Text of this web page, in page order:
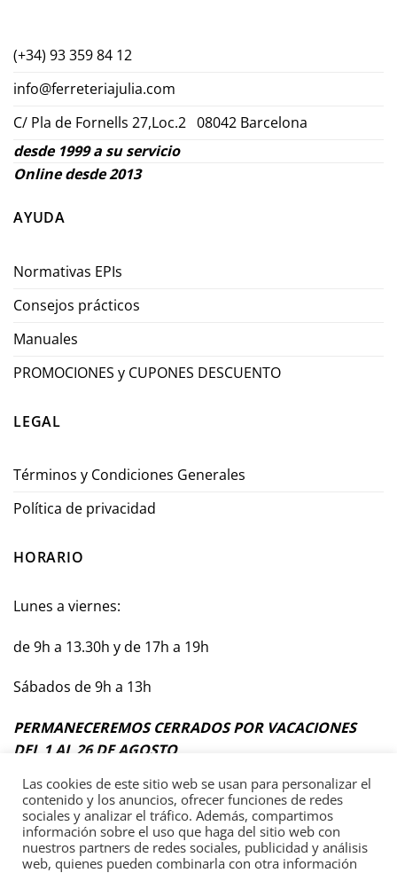
(+34) 93 359 84 12
info@ferreteriajulia.com
C/ Pla de Fornells 27,Loc.2 08042 Barcelona
desde 1999 a su servicio
Online desde 2013
AYUDA
Normativas EPIs
Consejos prácticos
Manuales
PROMOCIONES y CUPONES DESCUENTO
LEGAL
Términos y Condiciones Generales
Política de privacidad
HORARIO
Lunes a viernes:
de 9h a 13.30h y de 17h a 19h
Sábados de 9h a 13h
PERMANECEREMOS CERRADOS POR VACACIONES
DEL 1 AL 26 DE AGOSTO
Términos y Condiciones Generales
Las cookies de este sitio web se usan para personalizar el
contenido y los anuncios, ofrecer funciones de redes
sociales y analizar el tráfico. Además, compartimos
información sobre el uso que haga del sitio web con
nuestros partners de redes sociales, publicidad y análisis
web, quienes pueden combinarla con otra información